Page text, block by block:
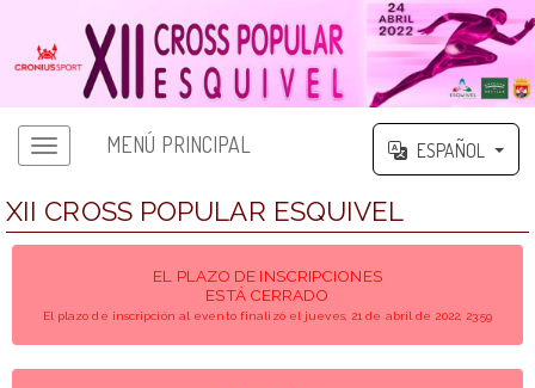
MENÚ PRINCIPAL ESPAÑOL
XII CROSS POPULAR ESQUIVEL
EL PLAZO DE INSCRIPCIONES
ESTÁ CERRADO
El plazo de inscripción al evento finalizó el jueves, 21 de abril de 2022, 23:59